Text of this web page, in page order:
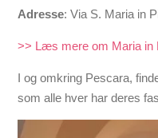
Adresse: Via S. Maria in
>> Læs mere om Maria in
I og omkring Pescara,
som alle hver har deres